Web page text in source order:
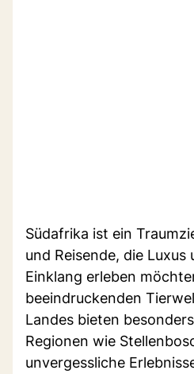
Südafrika ist ein
und Reisende, die Luxus
Einklang erleben
beeindruckenden
Landes bieten
Regionen wie
unvergessliche